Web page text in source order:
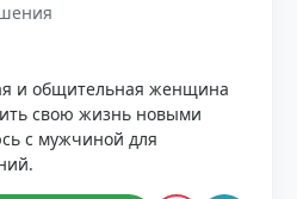
и общительная женщина
свою жизнь новыми
с мужчиной для